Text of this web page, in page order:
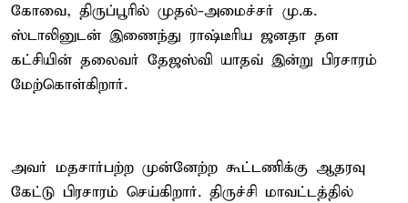
கோவை, திருப்பூரில் முதல்-அமைச்சர் மு.க.
ஸ்டாலினுடன் இணைந்து ராஷ்டீரிய ஜனதா தள
கட்சியின் தலைவர் தேஜஸ்வி யாதவ் இன்று பிரசாரம்
மேற்கொள்கிறார்.
அவர் மதசார்பற்ற முன்னேற்ற கூட்டணிக்கு ஆதரவு
கேட்டு பிரசாரம் செய்கிறார். திருச்சி மாவட்டத்தில்